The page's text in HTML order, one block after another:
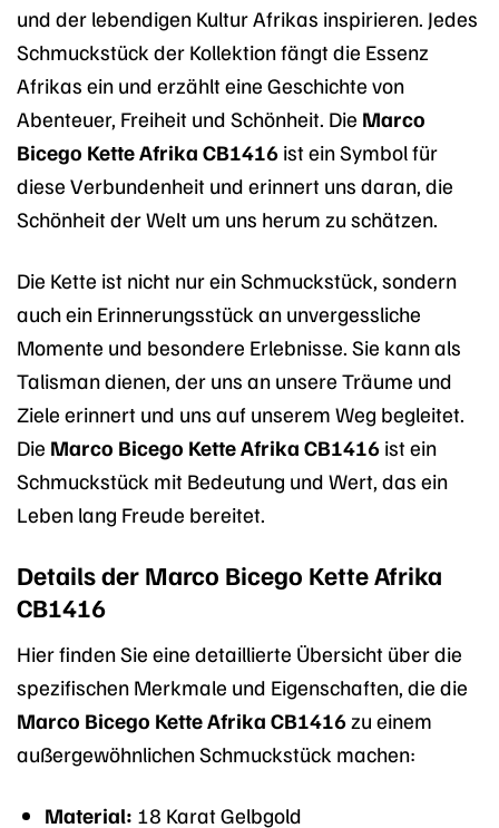
und der lebendigen Kultur Afrikas inspirieren. Jedes
Schmuckstück der Kollektion fängt die Essenz
Afrikas ein und erzählt eine Geschichte von
Abenteuer, Freiheit und Schönheit. Die Marco
Bicego Kette Afrika CB1416 ist ein Symbol für
diese Verbundenheit und erinnert uns daran, die
Schönheit der Welt um uns herum zu schätzen.
Die Kette ist nicht nur ein Schmuckstück, sondern
auch ein Erinnerungsstück an unvergessliche
Momente und besondere Erlebnisse. Sie kann als
Talisman dienen, der uns an unsere Träume und
Ziele erinnert und uns auf unserem Weg begleitet.
Die Marco Bicego Kette Afrika CB1416 ist ein
Schmuckstück mit Bedeutung und Wert, das ein
Leben lang Freude bereitet.
Details der Marco Bicego Kette Afrika
CB1416
Hier finden Sie eine detaillierte Übersicht über die
spezifischen Merkmale und Eigenschaften, die die
Marco Bicego Kette Afrika CB1416zu einem
außergewöhnlichen Schmuckstück machen:
Material: 18 Karat Gelbgold